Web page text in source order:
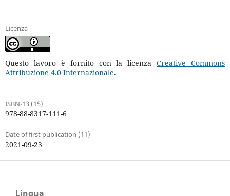
Licenza
Questo lavoro è fornito con la licenzaCreative Commons
Attribuzione 4.0 Internazionale.
ISBN-13 (15)
978-88-8317-111-6
Date of first publication (11)
2021-09-23
Lingua